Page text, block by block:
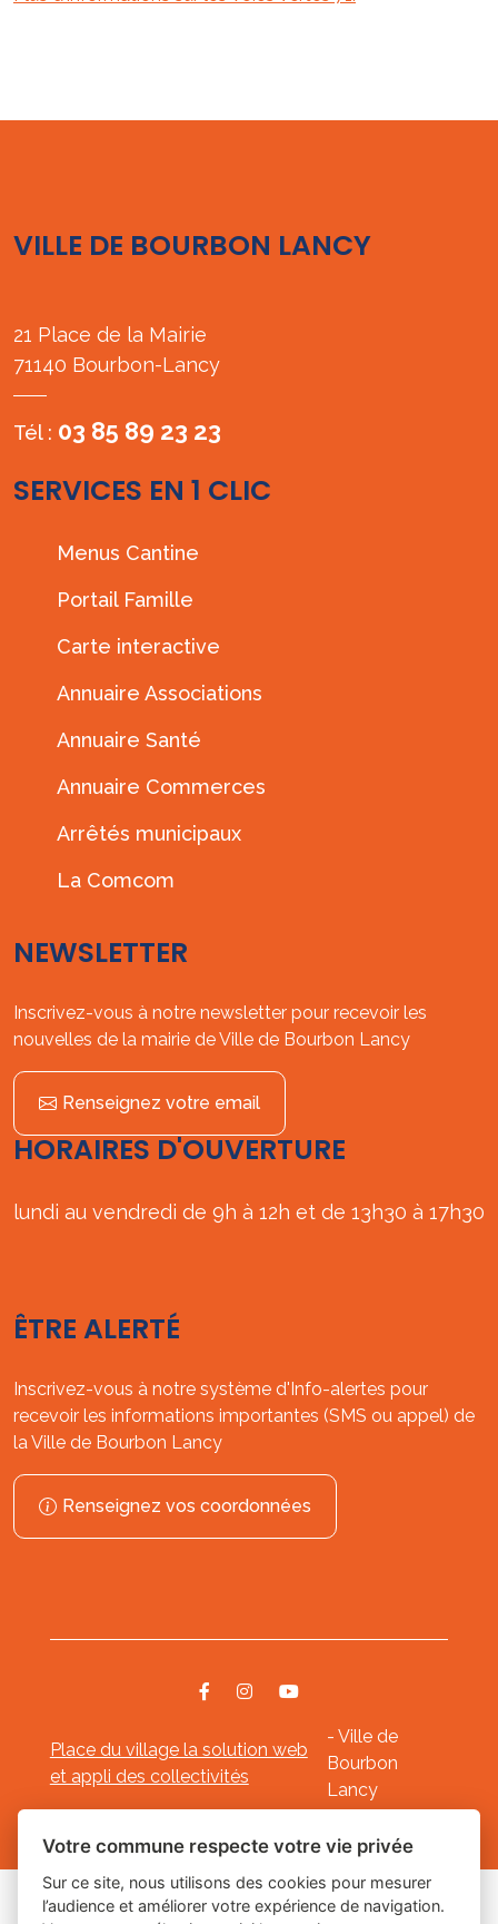
VILLE DE BOURBON LANCY
21 Place de la Mairie
71140 Bourbon-Lancy
Tél : 03 85 89 23 23
SERVICES EN 1 CLIC
Menus Cantine
Portail Famille
Carte interactive
Annuaire Associations
Annuaire Santé
Annuaire Commerces
Arrêtés municipaux
La Comcom
NEWSLETTER
Inscrivez-vous à notre newsletter pour recevoir les
nouvelles de la mairie de Ville de Bourbon Lancy
Renseignez votre email
HORAIRES D'OUVERTURE
lundi au vendredi de 9h à 12h et de 13h30 à 17h30
ÊTRE ALERTÉ
Inscrivez-vous à notre système d'Info-alertes pour
recevoir les informations importantes (SMS ou appel) de
la Ville de Bourbon Lancy
Renseignez vos coordonnées
Place du village la solution web
et appli des collectivités
- Ville de
Bourbon
Lancy
Mentions légales-- Gestion des cookies
Votre commune respecte votre vie privée
Sur ce site, nous utilisons des cookies pour mesurer
l’audience et améliorer votre expérience de navigation.